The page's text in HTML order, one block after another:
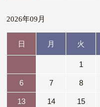
2026年09月
日 月 火
1
6 7 8
13 14 15